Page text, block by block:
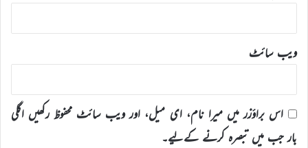
ویب‌ سائٹ
اس براؤزر میں میرا نام، ای میل، اور ویب سائٹ محفوظ رکھیں اگلی
بار جب میں تبصرہ کرنے کےلیے۔